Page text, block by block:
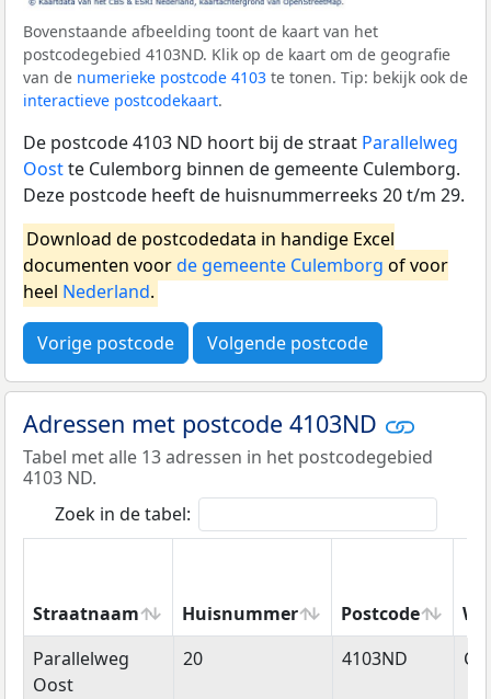
Bovenstaande afbeelding toont de kaart van het
postcodegebied 4103ND. Klik op de kaart om de geografie
van de numerieke postcode 4103 te tonen. Tip: bekijk ook de
interactieve postcodekaart.
De postcode 4103 ND hoort bij de straat Parallelweg
Oostte Culemborg binnen de gemeente Culemborg.
Deze postcode heeft de huisnummerreeks 20 t/m 29.
Download de postcodedata in handige Excel
documenten voorde gemeente Culemborg of voor
heel Nederland.
Vorige postcode Volgende postcode
Adressen met postcode 4103ND
Tabel met alle 13 adressen in het postcodegebied
4103 ND.
Zoek in de tabel:
Straatnaam Huisnummer Postcode
Straatnaam
Huisnummer Postcode
Parallelweg
Oost
20 4103ND